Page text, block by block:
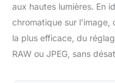
aux hautes lumières. En
chromatique sur
la plus efficace, du
RAW ou JPEG, sans